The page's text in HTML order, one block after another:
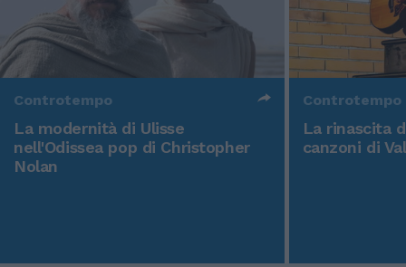
Controtempo
La modernità di Ulisse
nell'Odissea pop di Christopher
Nolan
Controtempo
La rinascita
canzoni di